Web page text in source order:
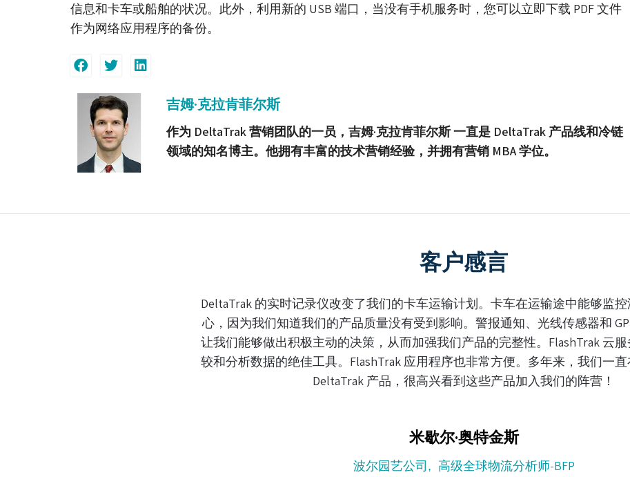
信息和卡车或船舶的状况。此外，利用新的 USB 端口，当没有手机服务时，您可以立即下载 PDF 文件
作为网络应用程序的备份。
吉姆·克拉肯菲尔斯
作为 DeltaTrak 营销团队的一员，吉姆·克拉肯菲尔斯 一直是 DeltaTrak 产品线和冷链
领域的知名博主。他拥有丰富的技术营销经验，并拥有营销 MBA 学位。
客户感言
的实时记录仪改变了我们的卡车运输计划。卡车在运输途中能够监控温度，这让我们放
我们知道我们的产品质量没有受到影响。警报通知、光线传感器和 GPS 跟踪等强大功能
够做出积极主动的决策，从而加强我们产品的完整性。FlashTrak 云服务使用方便，是比
数据的绝佳工具。FlashTrak 应用程序也非常方便。多年来，我们一直在使用其他可靠的
DeltaTrak 产品，很高兴看到这些产品加入我们的阵营！